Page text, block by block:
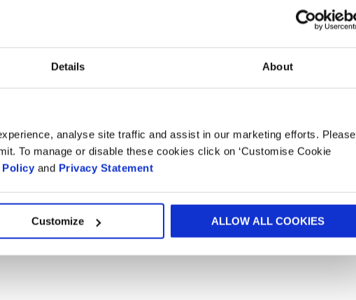
Details About
analyse site traffic and assist in our marketing efforts. Please
To manage or disable these cookies click on ‘Customise Cookie
Policy and Privacy Statement
Customize ALLOW ALL COOKIES